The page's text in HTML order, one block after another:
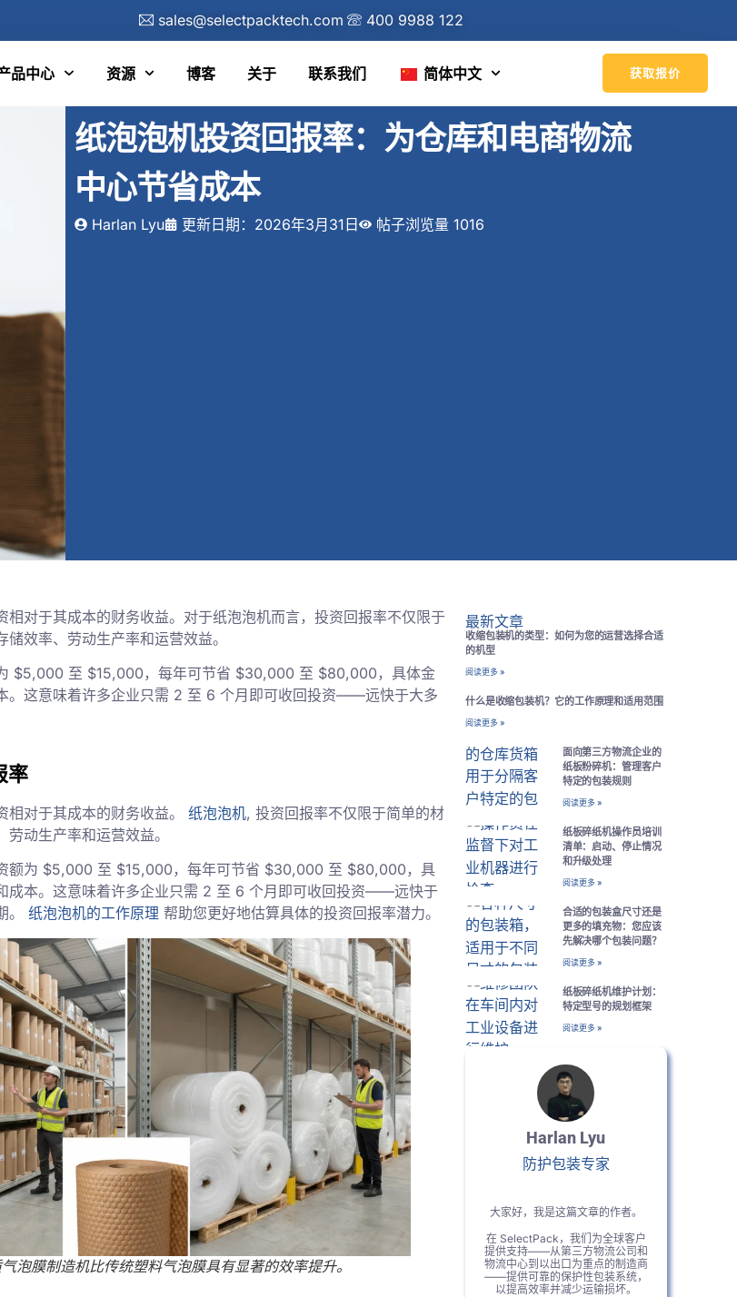
sales@selectpacktech.com 400 9988 122
品中心 资源 博客 关于 联系我们 简体中文 获取报价
纸泡泡机投资回报率：为仓库和电商物流
中心节省成本
Harlan Lyu 更新日期：2026年3月31日 帖子浏览量 1016
相对于其成本的财务收益。对于纸泡泡机而言，投资回报率不仅限于
效率、劳动生产率和运营效益。
$5,000 至 $15,000，每年可节省 $30,000 至 $80,000，具体金
。这意味着许多企业只需 2 至 6 个月即可收回投资——远快于大多
率
相对于其成本的财务收益。纸泡泡机, 投资回报率不仅限于简单的材
动生产率和运营效益。
额为 $5,000 至 $15,000，每年可节省 $30,000 至 $80,000，具
成本。这意味着许多企业只需 2 至 6 个月即可收回投资——远快于
。纸泡泡机的工作原理 帮助您更好地估算具体的投资回报率潜力。
泡膜制造机比传统塑料气泡膜具有显著的效率提升。
最新文章
收缩包装机的类型：如何为您的运营选择合适
的机型
阅读更多 »
什么是收缩包装机？它的工作原理和适用范围
阅读更多 »
面向第三方物流企业的
纸板粉碎机：管理客户
特定的包装规则
阅读更多 »
纸板碎纸机操作员培训
清单：启动、停止情况
和升级处理
阅读更多 »
合适的包装盒尺寸还是
更多的填充物：您应该
先解决哪个包装问题？
阅读更多 »
纸板碎纸机维护计划：
特定型号的规划框架
阅读更多 »
Harlan Lyu
防护包装专家
大家好，我是这篇文章的作者。
在 SelectPack，我们为全球客户
提供支持——从第三方物流公司和
物流中心到以出口为重点的制造商
——提供可靠的保护性包装系统，
以提高效率并减少运输损坏。